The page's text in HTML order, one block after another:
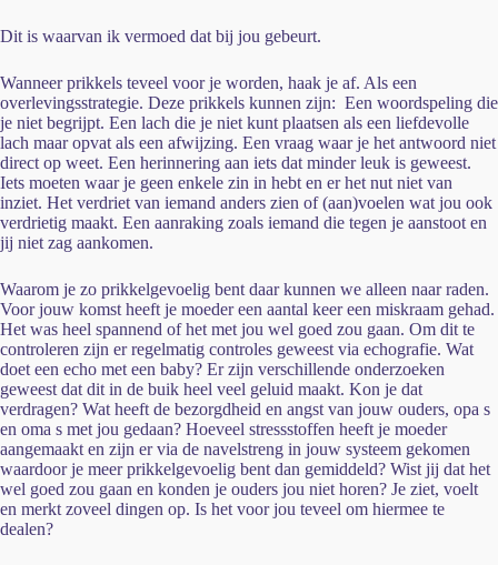
Dit is waarvan ik vermoed dat bij jou gebeurt.
Wanneer prikkels teveel voor je worden, haak je af. Als een
overlevingsstrategie. Deze prikkels kunnen zijn: Een woordspeling die
je niet begrijpt. Een lach die je niet kunt plaatsen als een liefdevolle
lach maar opvat als een afwijzing. Een vraag waar je het antwoord niet
direct op weet. Een herinnering aan iets dat minder leuk is geweest.
Iets moeten waar je geen enkele zin in hebt en er het nut niet van
inziet. Het verdriet van iemand anders zien of (aan)voelen wat jou ook
verdrietig maakt. Een aanraking zoals iemand die tegen je aanstoot en
jij niet zag aankomen.
Waarom je zo prikkelgevoelig bent daar kunnen we alleen naar raden.
Voor jouw komst heeft je moeder een aantal keer een miskraam gehad.
Het was heel spannend of het met jou wel goed zou gaan. Om dit te
controleren zijn er regelmatig controles geweest via echografie. Wat
doet een echo met een baby? Er zijn verschillende onderzoeken
geweest dat dit in de buik heel veel geluid maakt. Kon je dat
verdragen? Wat heeft de bezorgdheid en angst van jouw ouders, opa s
en oma s met jou gedaan? Hoeveel stressstoffen heeft je moeder
aangemaakt en zijn er via de navelstreng in jouw systeem gekomen
waardoor je meer prikkelgevoelig bent dan gemiddeld? Wist jij dat het
wel goed zou gaan en konden je ouders jou niet horen? Je ziet, voelt
en merkt zoveel dingen op. Is het voor jou teveel om hiermee te
dealen?